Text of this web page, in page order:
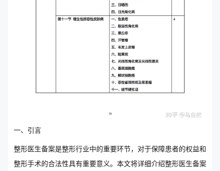
一、引言
整形医生备案是整形行业中的重要环节，对于保障患者的权益和
整形手术的合法性具有重要意义。本文将详细介绍整形医生备案